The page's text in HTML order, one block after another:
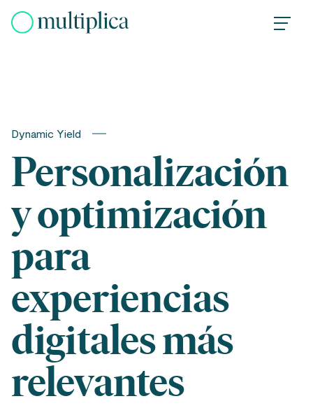
Dynamic Yield
Personalización
y optimización
para
experiencias
digitales más
relevantes